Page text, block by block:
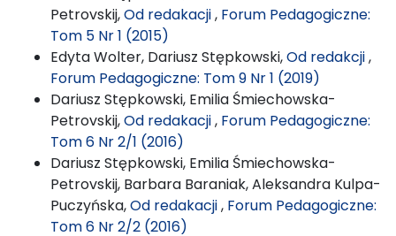
Petrovskij,Od redakacji, Forum Pedagogiczne:
Tom 5 Nr 1 (2015)
Edyta Wolter, Dariusz Stępkowski,Od redakcji,
Forum Pedagogiczne: Tom 9 Nr 1 (2019)
Dariusz Stępkowski, Emilia Śmiechowska-
Petrovskij,Od redakacji, Forum Pedagogiczne:
Tom 6 Nr 2/1 (2016)
Dariusz Stępkowski, Emilia Śmiechowska-
Petrovskij, Barbara Baraniak, Aleksandra Kulpa-
Puczyńska,Od redakacji, Forum Pedagogiczne:
Tom 6 Nr 2/2 (2016)